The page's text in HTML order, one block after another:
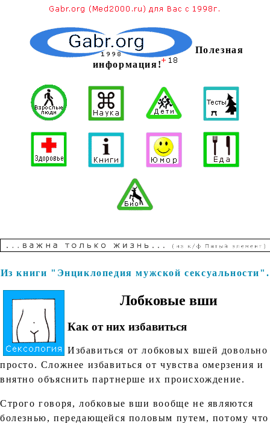
Полезная
информация!
Из книги "Энциклопедия мужской сексуальности".
Лобковые вши
Как от них избавиться
Избавиться от лобковых вшей довольно
просто. Сложнее избавиться от чувства омерзения и
внятно объяснить партнерше их происхождение.
Строго говоря, лобковые вши вообще не являются
болезнью, передающейся половым путем, потому что